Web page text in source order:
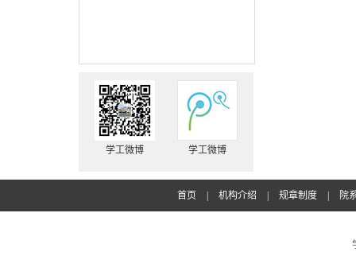
学工微博 学工微博
首页 机构介绍 规章制度 院